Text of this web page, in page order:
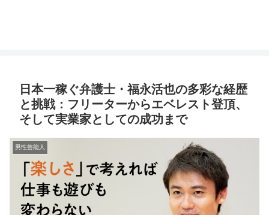
日本一稼ぐ弁護士・福永活也の多彩な経歴
と挑戦：フリーターからエベレスト登頂、
そして実業家としての成功まで
男性芸能人